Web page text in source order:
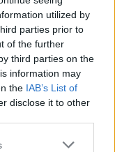
utilized by
parties prior to
of the further
third parties on the
information may
the IAB’s List of
disclose it to other
or more Google
συμμετοχή
ωστόσο
η
ισορροπίες.
Δεν